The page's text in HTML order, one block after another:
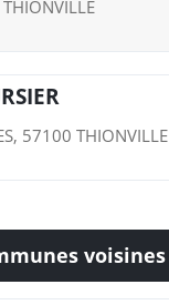
57100 THIONVILLE
voisines